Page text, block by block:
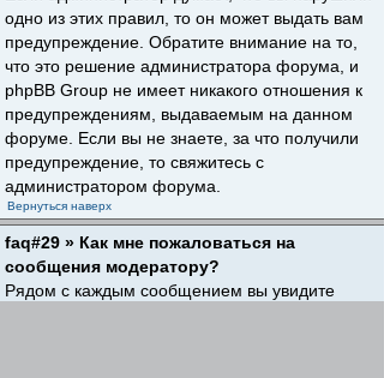
одно из этих правил, то он может выдать вам
предупреждение. Обратите внимание на то,
что это решение администратора форума, и
phpBB Group не имеет никакого отношения к
предупреждениям, выдаваемым на данном
форуме. Если вы не знаете, за что получили
предупреждение, то свяжитесь с
администратором форума.
Вернуться наверх
faq#29 » Как мне пожаловаться на
сообщения модератору?
Рядом с каждым сообщением вы увидите